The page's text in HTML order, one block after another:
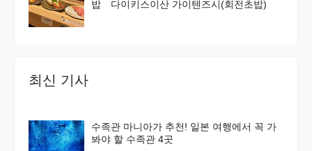
밥 다이키스이산 가이텐즈시(회전초밥)
최신 기사
수족관 마니아가 추천! 일본 여행에서 꼭 가
봐야 할 수족관 4곳